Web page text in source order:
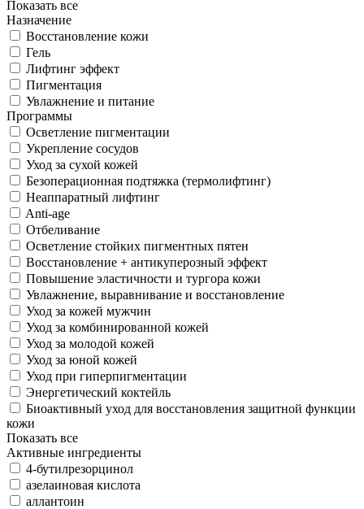
Показать все
Назначение
Восстановление кожи
Гель
Лифтинг эффект
Пигментация
Увлажнение и питание
Программы
Осветление пигментации
Укрепление сосудов
Уход за сухой кожей
Безоперационная подтяжка (термолифтинг)
Неаппаратный лифтинг
Anti-age
Отбеливание
Осветление стойких пигментных пятен
Восстановление + антикуперозный эффект
Повышение эластичности и тургора кожи
Увлажнение, выравнивание и восстановление
Уход за кожей мужчин
Уход за комбинированной кожей
Уход за молодой кожей
Уход за юной кожей
Уход при гиперпигментации
Энергетический коктейль
Биоактивный уход для восстановления защитной функции
кожи
Показать все
Активные ингредиенты
4-бутилрезорцинол
азелаиновая кислота
аллантоин